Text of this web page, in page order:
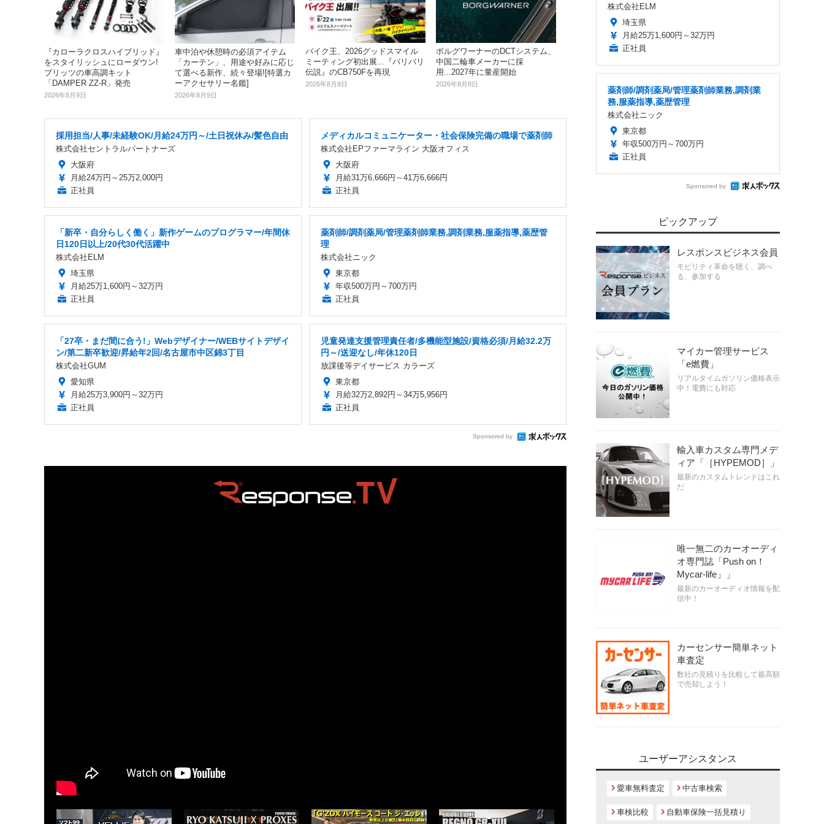
『カローラクロスハイブリッド』
をスタイリッシュにローダウン!
ブリッツの車高調キット
「DAMPER ZZ-R」発売
2026年8月9日
車中泊や休憩時の必須アイテム
「カーテン」、用途や好みに応じ
て選べる新作、続々登場![特選カ
ーアクセサリー名鑑]
2026年8月9日
バイク王、2026グッドスマイル
ミーティング初出展...『バリバリ
伝説』のCB750Fを再現
2026年8月8日
ボルグワーナーのDCTシステム、
中国二輪車メーカーに採
用...2027年に量産開始
2026年8月8日
採用担当/人事/未経験OK/月給24万円～/土日祝休み/髪色自由
株式会社セントラルパートナーズ
大阪府
月給24万円～25万2,000円
正社員
メディカルコミュニケーター・社会保険完備の職場で薬剤師
株式会社EPファーマライン 大阪オフィス
大阪府
月給31万6,666円～41万6,666円
正社員
「新卒・自分らしく働く」新作ゲームのプログラマー/年間休
日120日以上/20代30代活躍中
株式会社ELM
埼玉県
月給25万1,600円～32万円
正社員
薬剤師/調剤薬局/管理薬剤師業務,調剤業務,服薬指導,薬歴管
理
株式会社ニック
東京都
年収500万円～700万円
正社員
「27卒・まだ間に合う!」Webデザイナー/WEBサイトデザイ
ン/第二新卒歓迎/昇給年2回/名古屋市中区錦3丁目
株式会社GUM
愛知県
月給25万3,900円～32万円
正社員
児童発達支援管理責任者/多機能型施設/資格必須/月給32.2万
円～/送迎なし/年休120日
放課後等デイサービス カラーズ
東京都
月給32万2,892円～34万5,956円
正社員
Sponsored by
株式会社ELM
埼玉県
月給25万1,600円～32万円
正社員
薬剤師/調剤薬局/管理薬剤師業務,調剤業
務,服薬指導,薬歴管理
株式会社ニック
東京都
年収500万円～700万円
正社員
Sponsored by
ピックアップ
レスポンスビジネス会員
モビリティ革命を聴く、調べ
る、参加する
マイカー管理サービス
「e燃費」
リアルタイムガソリン価格表示
中！電費にも対応
輸入車カスタム専門メデ
ィア「［HYPEMOD］」
最新のカスタムトレンドはこれ
だ
唯一無二のカーオーディ
オ専門誌「Push on！
Mycar-life」」
最新のカーオーディオ情報を配
信中！
カーセンサー簡単ネット
車査定
数社の見積りを比較して最高額
で売却しよう！
ユーザーアシスタンス
愛車無料査定 中古車検索
車検比較 自動車保険一括見積り